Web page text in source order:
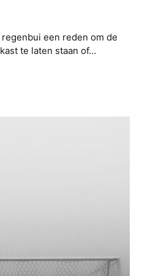
een reden om de
te laten staan of…